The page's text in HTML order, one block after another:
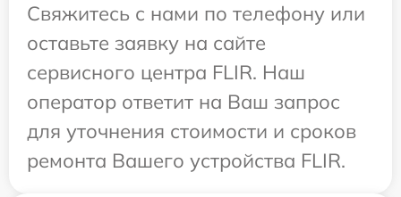
Свяжитесь с нами по телефону или
оставьте заявку на сайте
сервисного центра FLIR. Наш
оператор ответит на Ваш запрос
для уточнения стоимости и сроков
ремонта Вашего устройства FLIR.